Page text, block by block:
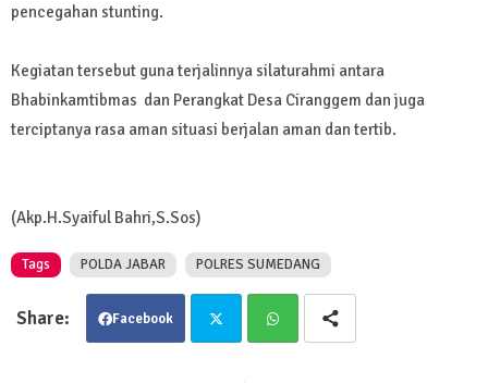
pencegahan stunting.
Kegiatan tersebut guna terjalinnya silaturahmi antara
Bhabinkamtibmas dan Perangkat Desa Ciranggem dan juga
terciptanya rasa aman situasi berjalan aman dan tertib.
(Akp.H.Syaiful Bahri,S.Sos)
Tags POLDA JABAR POLRES SUMEDANG
Facebook